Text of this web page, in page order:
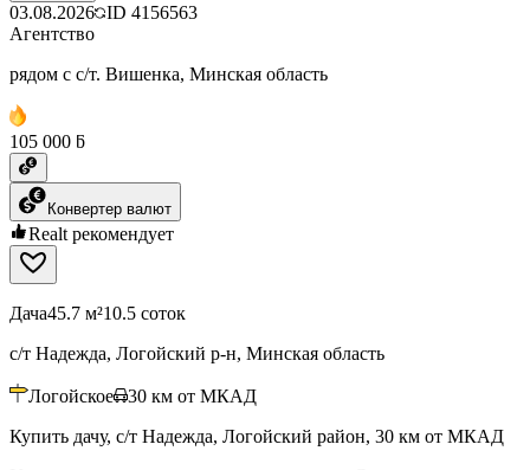
03.08.2026 ID 4156563
Агентство
рядом с с/т. Вишенка, Минская область
105 000 ƃ
Конвертер валют
Realt рекомендует
Дача45.7 м²10.5 соток
с/т Надежда, Логойский р-н, Минская область
Логойское 30 км от МКАД
Купить дачу, с/т Надежда, Логойский район, 30 км от МКАД